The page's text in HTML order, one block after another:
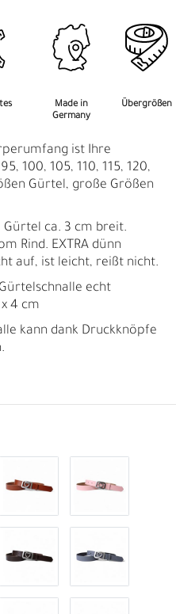
Ü
R
Made in
Germany
Übergrößen
ist Ihre
100, 105, 110, 115, 120,
Gürtel, große Größen
ca. 3 cm breit.
Rind. EXTRA dünn
auf, ist leicht, reißt nicht.
echt
4 cm
kann dank Druckknöpfe